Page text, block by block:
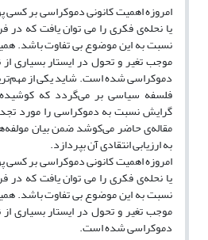
امروزه اهمیت کانونی دموکراسی بر
یا نحله‌ی فکری را می توان یافت که در
نسبت به این موضوع بی تفاوت باشد.
موجب تغیر و تحول در ایستار بسیاری
دموکراسی شده است. شاید یکی از
فلسفه سیاسی بر می‌گردد که
گرایش نسبت به دموکراسی را مورد
مقاله‌ی حاضر می‌کوشد ضمن بیان
به ارزیابی انتقادی آن بپردازد.
امروزه اهمیت کانونی دموکراسی بر
یا نحله‌ی فکری را می توان یافت که در
نسبت به این موضوع بی تفاوت باشد.
موجب تغیر و تحول در ایستار بسیاری
دموکراسی شده است.